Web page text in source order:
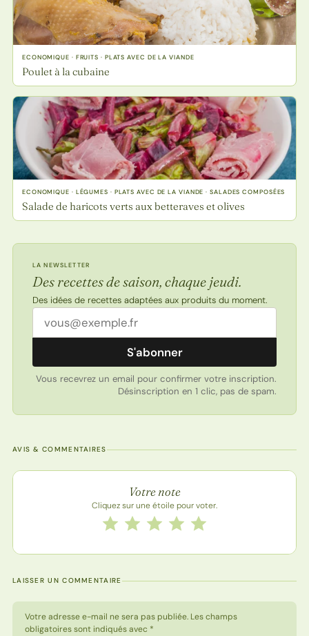
ECONOMIQUE · FRUITS · PLATS AVEC DE LA VIANDE
Poulet à la cubaine
ECONOMIQUE · LÉGUMES · PLATS AVEC DE LA VIANDE · SALADES COMPOSÉES
Salade de haricots verts aux betteraves et olives
LA NEWSLETTER
Des recettes de saison, chaque jeudi.
Des idées de recettes adaptées aux produits du moment.
Adresse email
S'abonner
Vous recevrez un email pour confirmer votre inscription.
Désinscription en 1 clic, pas de spam.
AVIS & COMMENTAIRES
Note de la recette
Votre note
Cliquez sur une étoile pour voter.
Notez cette recette de 1 à 5 étoiles
5 étoiles
4 étoiles
3 étoiles
2 étoiles
1 étoile
LAISSER UN COMMENTAIRE
Votre adresse e-mail ne sera pas publiée. Les champs
obligatoires sont indiqués avec *